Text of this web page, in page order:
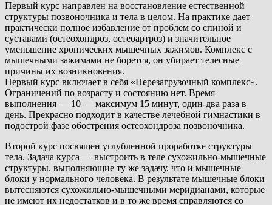
Первый курс направлен на восстановление естественной
структуры позвоночника и тела в целом. На практике дает
практически полное избавление от проблем со спиной и
суставами (остеохондроз, остеоартроз) и значительное
уменьшение хронических мышечных зажимов. Комплекс с
мышечными зажимами не борется, он убирает телесные
причины их возникновения.
Первый курс включает в себя «Перезагрузочный комплекс».
Ограничений по возрасту и состоянию нет. Время
выполнения — 10 — максимум 15 минут, один-два раза в
день. Прекрасно подходит в качестве лечебной гимнастики в
подострой фазе обострения остеохондроза позвоночника.
Второй курс посвящен углубленной проработке структуры
тела. Задача курса — выстроить в теле сухожильно-мышечные
структуры, выполняющие ту же задачу, что и мышечные
блоки у нормального человека. В результате мышечные блоки
вытесняются сухожильно-мышечными меридианами, которые
не имеют их недостатков и в то же время справляются со